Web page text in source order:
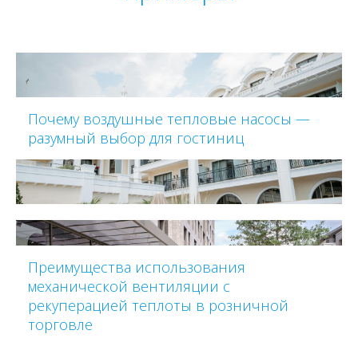
Почему воздушные тепловые насосы —
разумный выбор для гостиниц
Преимущества использования
механической вентиляции с
рекуперацией теплоты в розничной
торговле